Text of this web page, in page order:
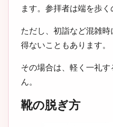
ます。参拝者は端を歩く
ただし、初詣など混雑
得ないこともあります。
その場合は、軽く一礼
ん。
靴の脱ぎ方